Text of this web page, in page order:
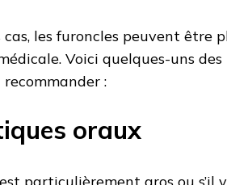
les furoncles peuvent être
Voici quelques-uns
:
oraux
particulièrement gros ou s’il